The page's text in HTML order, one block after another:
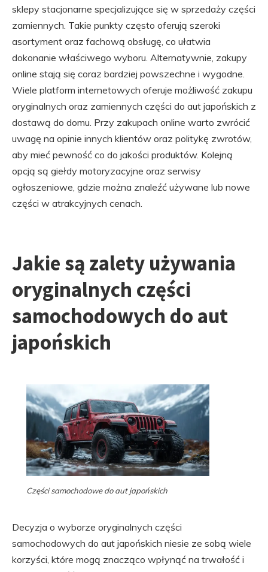
sklepy stacjonarne specjalizujące się w sprzedaży części
zamiennych. Takie punkty często oferują szeroki
asortyment oraz fachową obsługę, co ułatwia
dokonanie właściwego wyboru. Alternatywnie, zakupy
online stają się coraz bardziej powszechne i wygodne.
Wiele platform internetowych oferuje możliwość zakupu
oryginalnych oraz zamiennych części do aut japońskich z
dostawą do domu. Przy zakupach online warto zwrócić
uwagę na opinie innych klientów oraz politykę zwrotów,
aby mieć pewność co do jakości produktów. Kolejną
opcją są giełdy motoryzacyjne oraz serwisy
ogłoszeniowe, gdzie można znaleźć używane lub nowe
części w atrakcyjnych cenach.
Jakie są zalety używania
oryginalnych części
samochodowych do aut
japońskich
Części samochodowe do aut japońskich
Decyzja o wyborze oryginalnych części
samochodowych do aut japońskich niesie ze sobą wiele
korzyści, które mogą znacząco wpłynąć na trwałość i